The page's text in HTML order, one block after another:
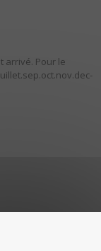
arrivé. Pour le